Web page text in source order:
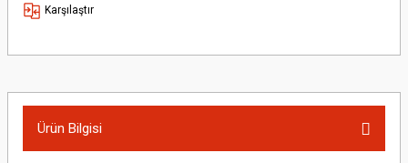
Karşılaştır
Ürün Bilgisi